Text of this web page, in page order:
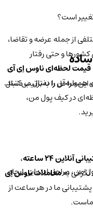
است؟
از جمله عرضه و تقاضا،
و حتی رفتار
لحظه‌ای ناوس اِی آی
آن را دنبال می‌کنند.
در کیف پول من،
آنلاین ۲۴ ساعته
،
بهمعاملات ناوس اِی
ما در هر ساعت از
مراحل را به‌ترتیب دنبال
من، مراحل ابتدایی ایجاد